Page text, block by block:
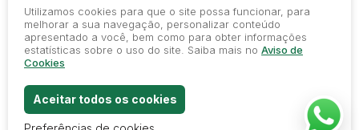
© 2026-present - Todos os direitos reservados
Termos de Uso
Utilizamos cookies para que o site possa funcionar, para
melhorar a sua navegação, personalizar conteúdo
apresentado a você, bem como para obter informações
estatísticas sobre o uso do site. Saiba mais no Aviso de
Cookies
Aceitar todos os cookies